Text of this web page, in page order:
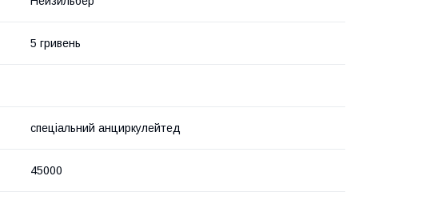
5 гривень
спеціальний анциркулейтед
45000